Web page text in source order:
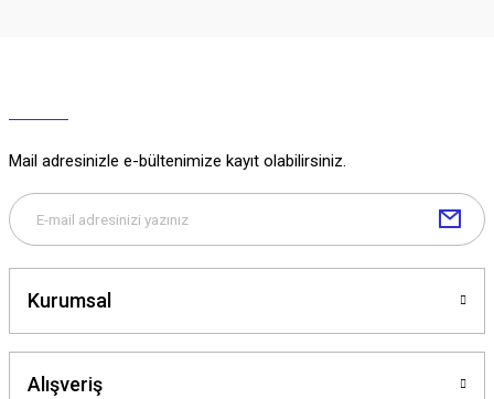
Mail adresinizle e-bültenimize kayıt olabilirsiniz.
Kurumsal
Alışveriş